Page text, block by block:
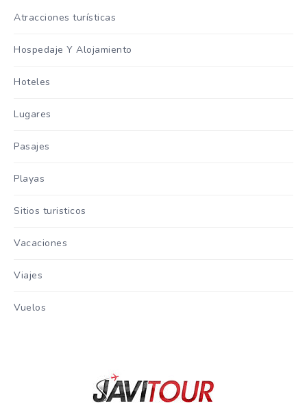
Atracciones turísticas
Hospedaje Y Alojamiento
Hoteles
Lugares
Pasajes
Playas
Sitios turisticos
Vacaciones
Viajes
Vuelos